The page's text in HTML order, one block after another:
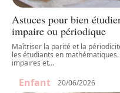
Astuces pour bien
impaire ou périodique
Maîtriser la parité et la
les étudiants en
impaires et…
Enfant 20/06/2026